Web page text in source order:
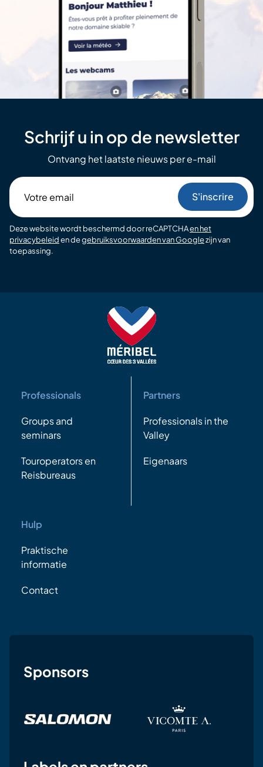
Schrijf u in op de newsletter
Ontvang het laatste nieuws per e-mail
email
Deze website wordt beschermd door reCAPTCHAen het
privacybeleiden degebruiksvoorwaarden van Googlezijn van
toepassing.
Professionals
Groups and
seminars
Touroperators en
Reisbureaus
Partners
Professionals in the
Valley
Eigenaars
Hulp
Praktische
informatie
Contact
Sponsors